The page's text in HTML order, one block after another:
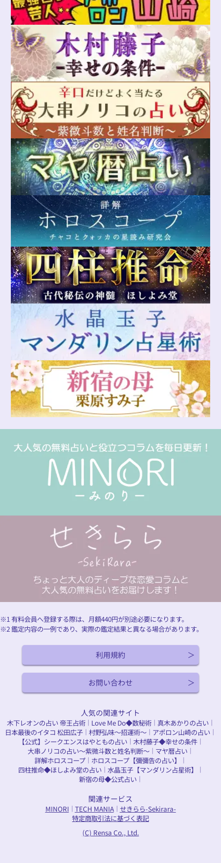
※1 有料会員へ登録する際は、月額440円が別途必要になります。
※2 鑑定内容の一例であり、実際の鑑定結果と異なる場合があります。
利用規約
お問い合わせ
人気の関連サイト
木下レオンの占い 帝王占術｜ Love Me Do◆数秘術｜ 真木あかりの占い｜
日本最後のイタコ 松田広子 ｜ 村野弘味～招運術～ ｜ アポロン山崎の占い ｜
【公式】シークエンスはやともの占い｜ 木村藤子◆幸せの条件｜
大串ノリコの占い～紫微斗数と姓名判断～ ｜ マヤ暦占い ｜
詳解ホロスコープ｜ ホロスコープ【彌彌告の占い】 ｜
四柱推命◆ほしよみ堂の占い｜ 水晶玉子【マンダリン占星術】 ｜
新宿の母◆公式占い｜
関連サービス
MINORI ｜ TECH MANIA｜ せきらら-Sekirara-
特定商取引法に基づく表記
(C) Rensa Co., Ltd.